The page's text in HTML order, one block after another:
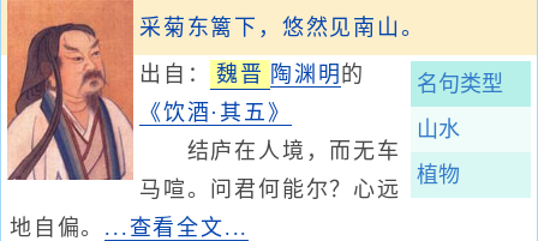
采菊东篱下，悠然见南山。
名句类型
山水
植物
出自： 魏晋 陶渊明 的
《饮酒·其五》
结庐在人境，而无车
马喧。问君何能尔？心远
地自偏。 ...查看全文...